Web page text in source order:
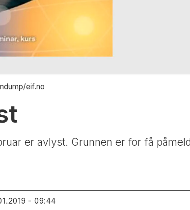
eif.no
er avlyst. Grunnen er for få
- 09:44